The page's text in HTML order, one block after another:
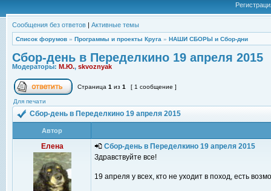
Сообщения без ответов | Активные темы
Список форумов » Программы и проекты Круга » НАШИ СБОРЫ и Сбор-дни
Сбор-день в Переделкино 19 апреля 2015
Модераторы: М.Ю., skvoznyak
Страница 1 из 1 [ 1 сообщение ]
Для печати
Сбор-день в Переделкино 19 апреля 2015
Автор
Елена
Сбор-день в Переделкино 19 апреля 2015
Здравствуйте все!
19 апреля у всех, кто не уходит в поход, есть